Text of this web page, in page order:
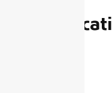
comunicati